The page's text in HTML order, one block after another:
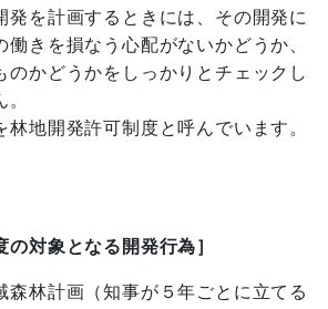
を計画するときには、その開発に
働きを損なう心配がないかどうか、
のかどうかをしっかりとチェックし
地開発許可制度と呼んでいます。
の対象となる開発行為］
林計画（知事が５年ごとに立てる